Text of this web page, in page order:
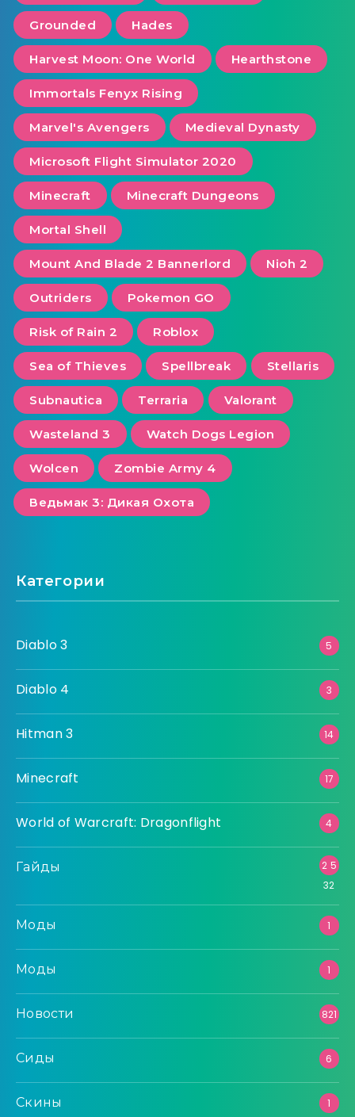
Grounded Hades
Harvest Moon: One World Hearthstone
Immortals Fenyx Rising
Marvel's Avengers Medieval Dynasty
Microsoft Flight Simulator 2020
Minecraft Minecraft Dungeons
Mortal Shell
Mount And Blade 2 Bannerlord Nioh 2
Outriders Pokemon GO
Risk of Rain 2 Roblox
Sea of ​​Thieves Spellbreak Stellaris
Subnautica Terraria Valorant
Wasteland 3 Watch Dogs Legion
Wolcen Zombie Army 4
Ведьмак 3: Дикая Охота
Категории
Diablo 3 5
Diablo 4 3
Hitman 3 14
Minecraft 17
World of Warcraft: Dragonflight 4
Гайды
2 5
32
Моды 1
Моды 1
Новости 821
Сиды 6
Скины 1